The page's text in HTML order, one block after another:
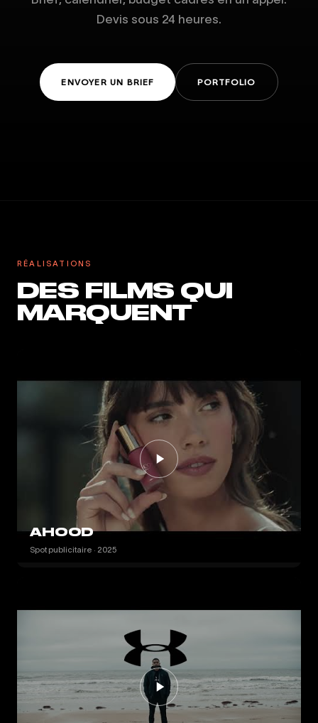
Devis sous 24 heures.
ENVOYER UN BRIEF PORTFOLIO
RÉALISATIONS
DES FILMS QUI
MARQUENT
AHOOD
Spot publicitaire · 2025